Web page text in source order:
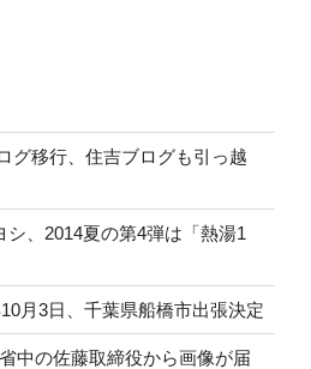
グ移行、住吉ブログも引っ越
シ、2014夏の第4弾は「熱湯1
月3日、千葉県船橋市出張決定
中の佐藤取締役から画像が届